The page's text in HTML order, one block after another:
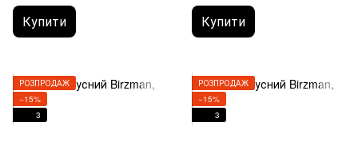
Купити Купити
РОЗПРОДАЖ
−15%
3
РОЗПРОДАЖ
−15%
3